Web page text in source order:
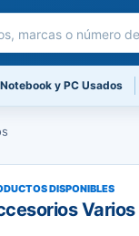
Notebook y PC Usados
DISPONIBLES
Varios